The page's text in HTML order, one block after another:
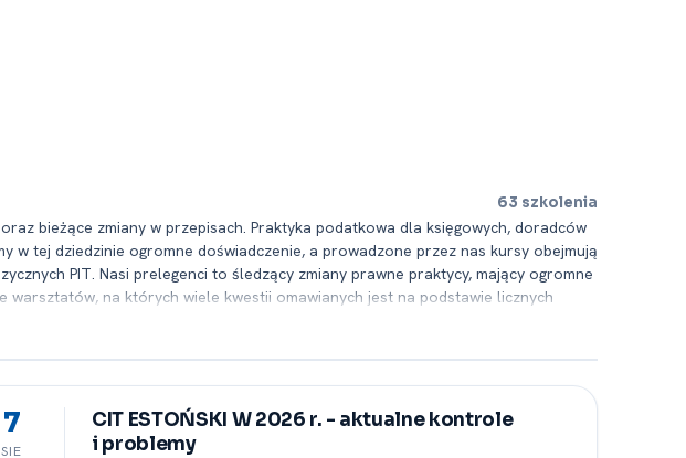
63 szkolenia
bieżące zmiany w przepisach. Praktyka podatkowa dla księgowych, doradców
w tej dziedzinie ogromne doświadczenie, a prowadzone przez nas kursy obejmują
PIT. Nasi prelegenci to śledzący zmiany prawne praktycy, mający ogromne
na których wiele kwestii omawianych jest na podstawie licznych
tym ważniejsze, że częste zmiany ustawowe oraz niejednokrotnie zaskakujące
wiedzę. Warto zaznaczyć, że obok otwartych kursów prowadzimy także
i oczekiwań klientów. Zajmujemy się również kompleksowym doradztwem
przyszłości wraz z ich cenami. Dodatkowo dla Państwa wygody
Aby zaś uzyskać szczegółowe informacje na temat danego kursu,
7
SIE
CIT ESTOŃSKI W 2026 r. -⁠ aktualne kontrole
i problemy